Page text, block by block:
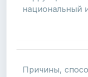
национальный
Причины,